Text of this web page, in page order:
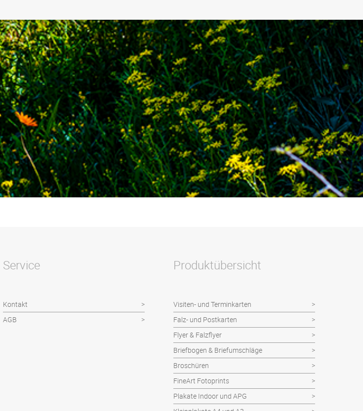
Produktübersicht
Visiten- und Terminkarten
Falz- und Postkarten
Flyer & Falzflyer
Briefbogen & Briefumschläge
Broschüren
FineArt Fotoprints
Plakate Indoor und APG
Service
Kontakt
AGB